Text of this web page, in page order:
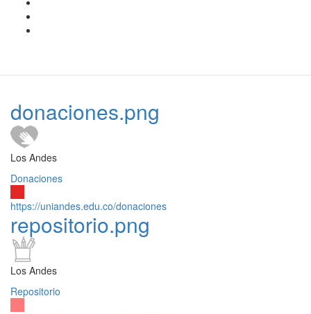
donaciones.png
Los Andes
Donaciones
https://uniandes.edu.co/donaciones
repositorio.png
Los Andes
Repositorio